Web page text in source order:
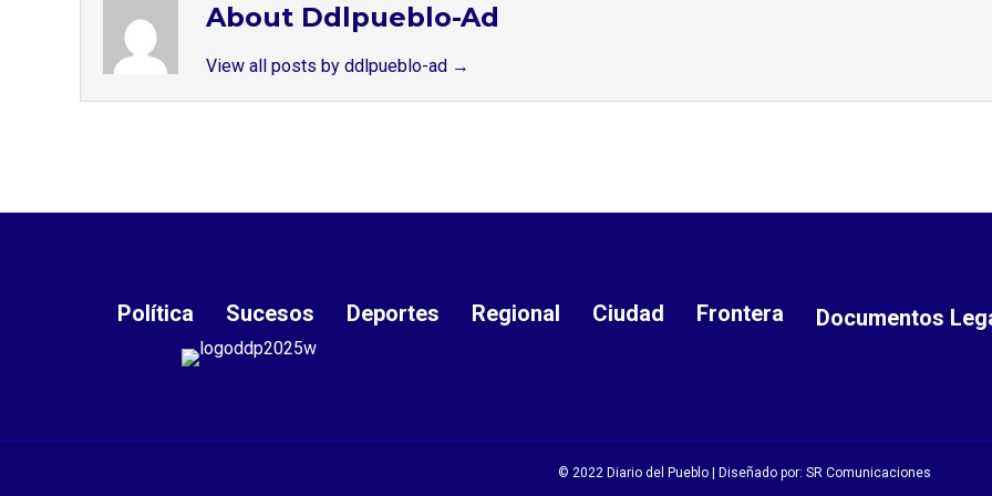
About Ddlpueblo-Ad
View all posts by ddlpueblo-ad →
Política Sucesos Deportes Regional Ciudad Frontera Documentos
© 2022 Diario del Pueblo | Diseñado por: SR Comunicaciones